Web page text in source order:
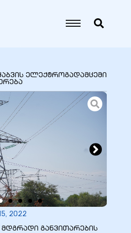
ელექტროგადამცემი
2022
განვითარების